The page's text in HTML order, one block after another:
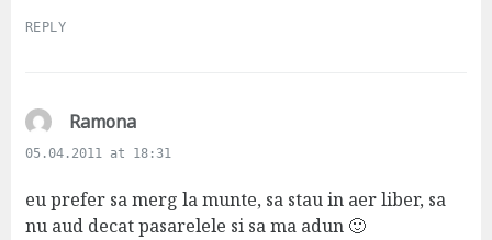
REPLY
Ramonas
a
s
05.04.2011 at 18:31
eu prefer sa merg la munte, sa stau in aer liber, sa
nu aud decat pasarelele si sa ma adun 🙂